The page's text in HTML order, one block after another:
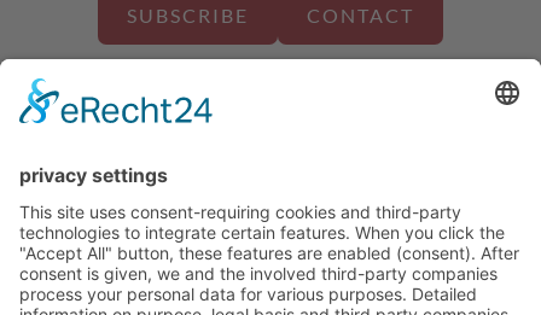
SUBSCRIBE CONTACT
about us
solutions
projects